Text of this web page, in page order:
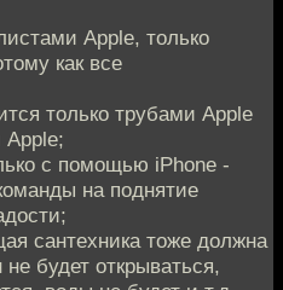
Apple, только
как все
только трубами Apple
Apple;
с помощью iPhone -
на поднятие
сантехника тоже должна
будет открываться,